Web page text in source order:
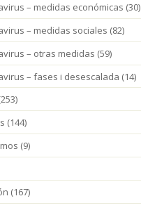
– medidas económicas (30)
– medidas sociales (82)
– otras medidas (59)
– fases i desescalada (14)
(144)
(9)
(167)